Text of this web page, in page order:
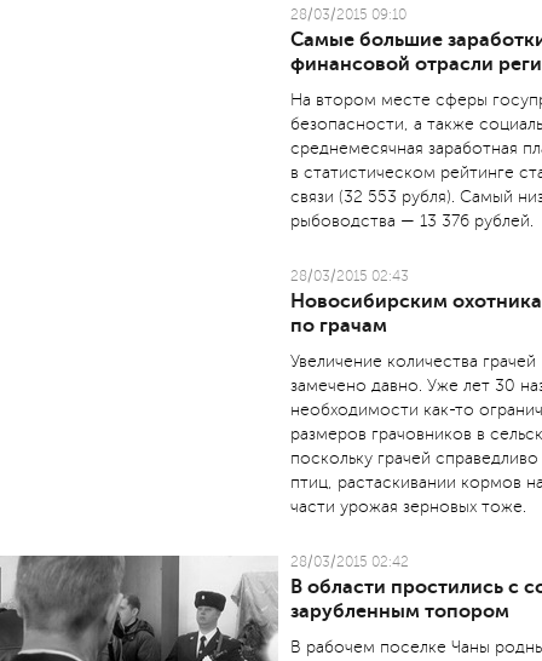
28/03/2015 09:10
Самые большие
финансовой отрасли
На втором месте сферы
безопасности, а также
среднемесячная заработная
в статистическом рейтинге
связи (32 553 рубля). Самый
рыбоводства — 13 376 рублей.
28/03/2015 02:43
Новосибирским
по грачам
Увеличение количества
замечено давно. Уже лет 30
необходимости как-то
размеров грачовников в
поскольку грачей
птиц, растаскивании кормов
части урожая зерновых тоже.
28/03/2015 02:42
В области простились с
зарубленным топором
В рабочем поселке Чаны